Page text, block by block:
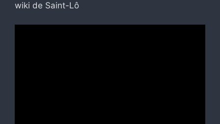
wiki de Saint-Lô